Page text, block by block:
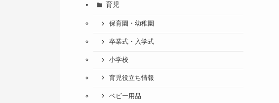
育児
保育園・幼稚園
卒業式・入学式
小学校
育児役立ち情報
ベビー用品